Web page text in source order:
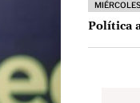
MIÉRCOLES
Política